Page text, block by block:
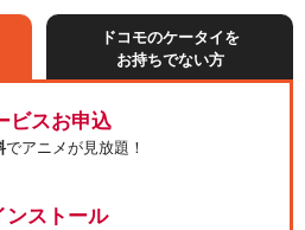
ドコモのケータイを
お持ちでない方
ビスお申込
でアニメが見放題！
ンストール